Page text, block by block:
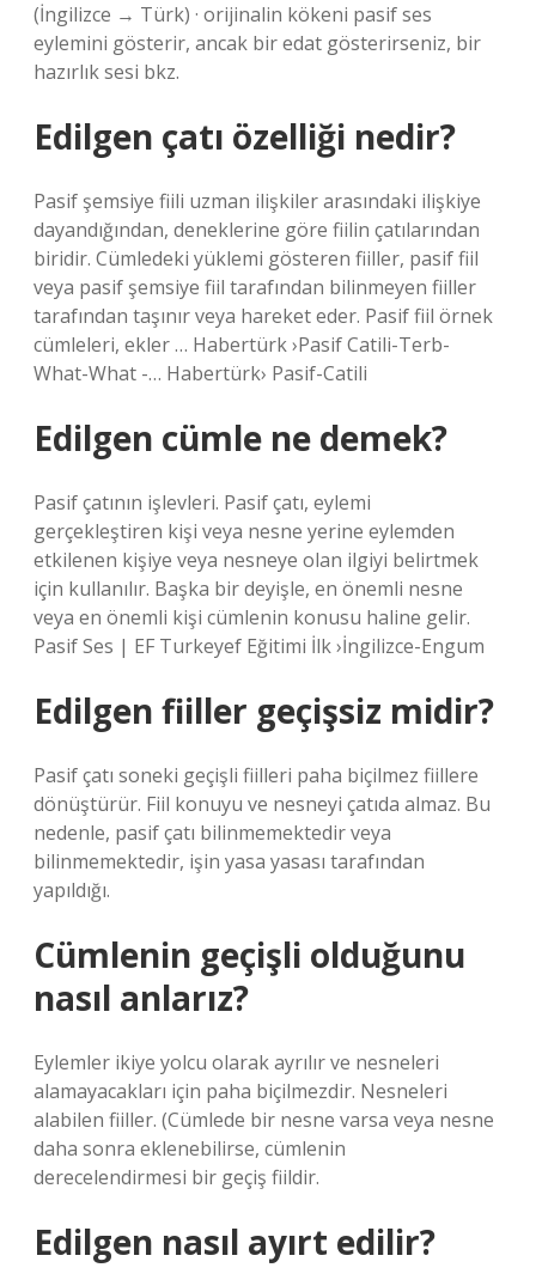
(İngilizce → Türk) · orijinalin kökeni pasif ses
eylemini gösterir, ancak bir edat gösterirseniz, bir
hazırlık sesi bkz.
Edilgen çatı özelliği nedir?
Pasif şemsiye fiili uzman ilişkiler arasındaki ilişkiye
dayandığından, deneklerine göre fiilin çatılarından
biridir. Cümledeki yüklemi gösteren fiiller, pasif fiil
veya pasif şemsiye fiil tarafından bilinmeyen fiiller
tarafından taşınır veya hareket eder. Pasif fiil örnek
cümleleri, ekler … Habertürk ›Pasif Catili-Terb-
What-What -… Habertürk› Pasif-Catili
Edilgen cümle ne demek?
Pasif çatının işlevleri. Pasif çatı, eylemi
gerçekleştiren kişi veya nesne yerine eylemden
etkilenen kişiye veya nesneye olan ilgiyi belirtmek
için kullanılır. Başka bir deyişle, en önemli nesne
veya en önemli kişi cümlenin konusu haline gelir.
Pasif Ses | EF Turkeyef Eğitimi İlk ›İngilizce-Engum
Edilgen fiiller geçişsiz midir?
Pasif çatı soneki geçişli fiilleri paha biçilmez fiillere
dönüştürür. Fiil konuyu ve nesneyi çatıda almaz. Bu
nedenle, pasif çatı bilinmemektedir veya
bilinmemektedir, işin yasa yasası tarafından
yapıldığı.
Cümlenin geçişli olduğunu
nasıl anlarız?
Eylemler ikiye yolcu olarak ayrılır ve nesneleri
alamayacakları için paha biçilmezdir. Nesneleri
alabilen fiiller. (Cümlede bir nesne varsa veya nesne
daha sonra eklenebilirse, cümlenin
derecelendirmesi bir geçiş fiildir.
Edilgen nasıl ayırt edilir?